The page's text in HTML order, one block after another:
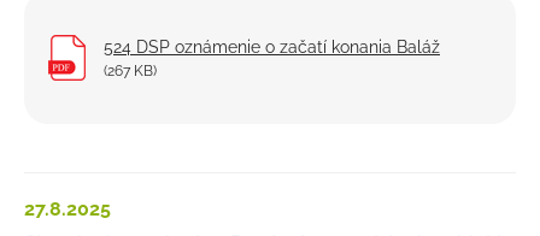
524 DSP oznámenie o začatí konania Baláž
(267 KB)
27.8.2025